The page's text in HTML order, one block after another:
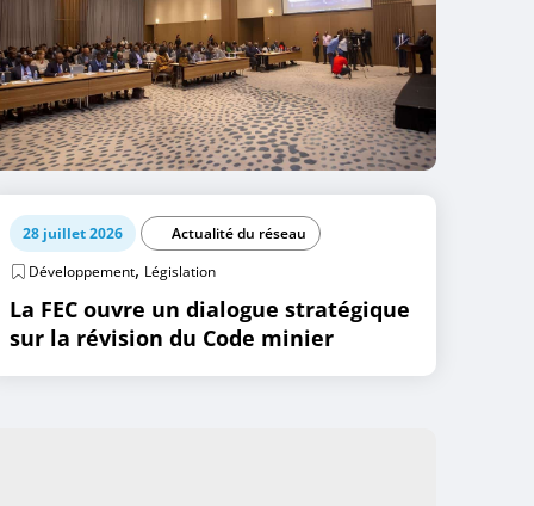
28 juillet 2026
Actualité du réseau
Développement, Législation
La FEC ouvre un dialogue stratégique
sur la révision du Code minier